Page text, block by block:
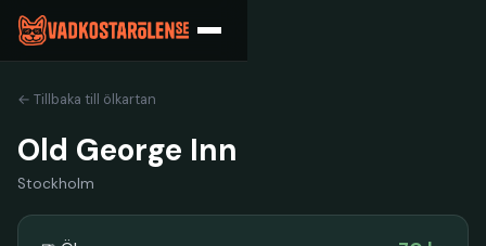
← Tillbaka till ölkartan
Old George Inn
Stockholm